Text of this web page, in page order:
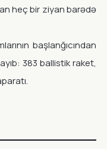
heç bir ziyan barədə
başlanğıcından
383 ballistik raket,